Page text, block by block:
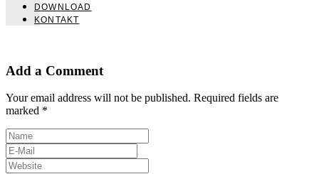
DOWNLOAD
KONTAKT
Add a Comment
Your email address will not be published. Required fields are
marked *